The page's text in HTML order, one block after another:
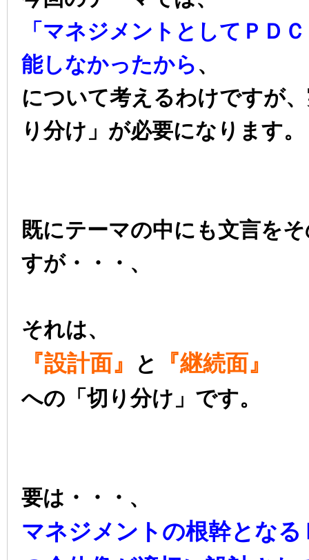
「マネジメントとしてＰＤ
能しなかったから 、
について考えるわけですが
り分け」が必要になります。
既にテーマの中にも文言を
すが・・・、
それは、
『設計面』 と 『継続面』
への「切り分け」です。
要は・・・、
マネジメントの根幹とな